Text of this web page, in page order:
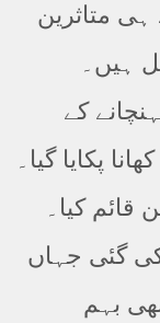
متاثرین
ہیں۔
کے
پکایا گیا۔
قائم کیا۔
کی گئی جہاں
بہم